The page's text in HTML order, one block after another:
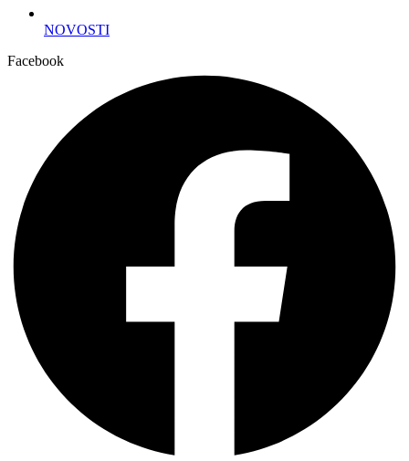
NOVOSTI
Facebook